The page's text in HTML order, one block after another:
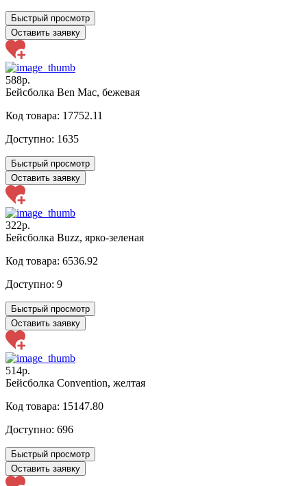
Быстрый просмотр
Оставить заявку
588р.
Бейсболка Ben Mac, бежевая
Код товара: 17752.11
Доступно: 1635
Быстрый просмотр
Оставить заявку
322р.
Бейсболка Buzz, ярко-зеленая
Код товара: 6536.92
Доступно: 9
Быстрый просмотр
Оставить заявку
514р.
Бейсболка Convention, желтая
Код товара: 15147.80
Доступно: 696
Быстрый просмотр
Оставить заявку